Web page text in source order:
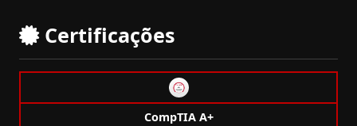
Certificações
CompTIA A+